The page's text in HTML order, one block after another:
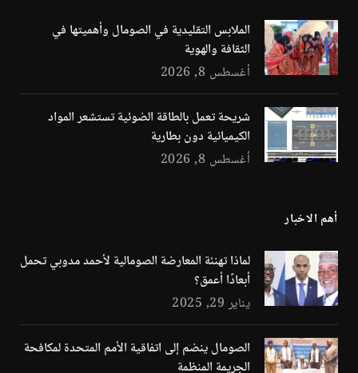
الملابس التقليدية في الصومال وأهميتها في
الثقافة والهوية
أغسطس 8, 2026
شريحة تعمل بالطاقة الضوئية تستشعر المواد
الكيميائية دون بطارية
أغسطس 8, 2026
أهم الاخبار
لماذا تهنئة المعارضة الصومالية لأحمد مدوبي تحمل
أبعادًا أعمق؟
يناير 29, 2025
الصومال ينضم إلى اتفاقية الأمم المتحدة لمكافحة
الجريمة المنظمة